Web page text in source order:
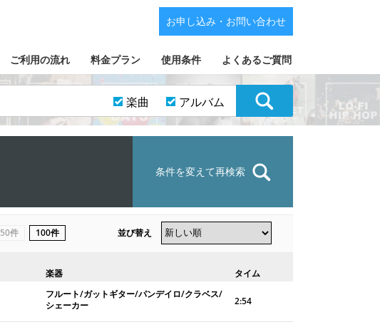
ご利用の流れ 料金プラン 使用条件 よくあるご質問
お申し込み・お問い合わせ
楽曲 アルバム
条件を変えて再検索
50件 100件 並び替え
楽器 タイム
フルート/ガットギター/パンデイロ/クラベス/
シェーカー
2:54